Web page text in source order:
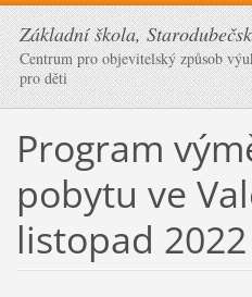
Základní škola,
Centrum pro objevitelský způsob
pro děti
Program
pobytu ve
listopad 2022